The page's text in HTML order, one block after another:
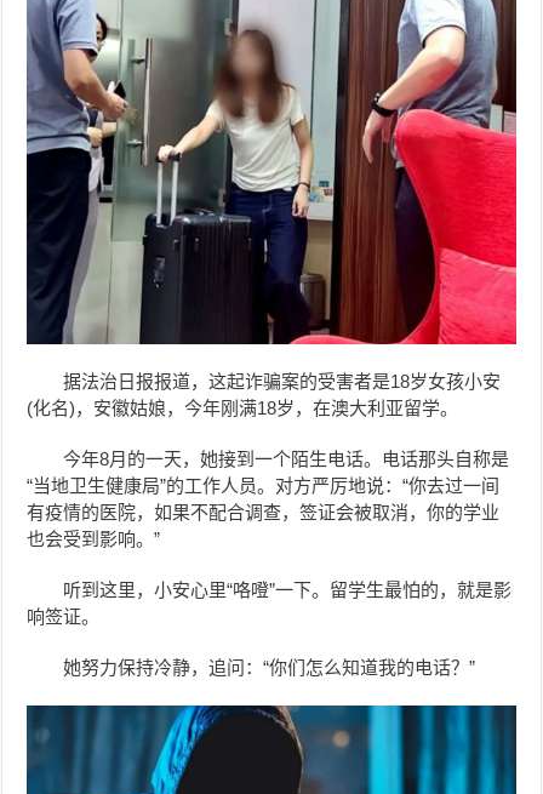
据法治日报报道，这起诈骗案的受害者是18岁女孩小安
(化名)，安徽姑娘，今年刚满18岁，在澳大利亚留学。
今年8月的一天，她接到一个陌生电话。电话那头自称是
“当地卫生健康局”的工作人员。对方严厉地说：“你去过一间
有疫情的医院，如果不配合调查，签证会被取消，你的学业
也会受到影响。”
听到这里，小安心里“咯噔”一下。留学生最怕的，就是影
响签证。
她努力保持冷静，追问：“你们怎么知道我的电话？”